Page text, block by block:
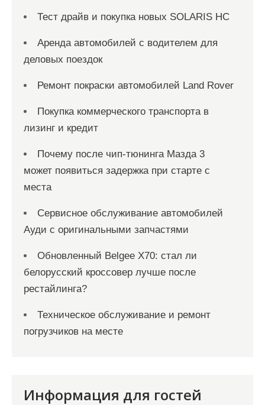
Тест драйв и покупка новых SOLARIS HC
Аренда автомобилей с водителем для
деловых поездок
Ремонт покраски автомобилей Land Rover
Покупка коммерческого транспорта в
лизинг и кредит
Почему после чип-тюнинга Мазда 3
может появиться задержка при старте с
места
Сервисное обслуживание автомобилей
Ауди с оригинальными запчастями
Обновленный Belgee X70: стал ли
белорусский кроссовер лучше после
рестайлинга?
Техническое обслуживание и ремонт
погрузчиков на месте
Информация для гостей